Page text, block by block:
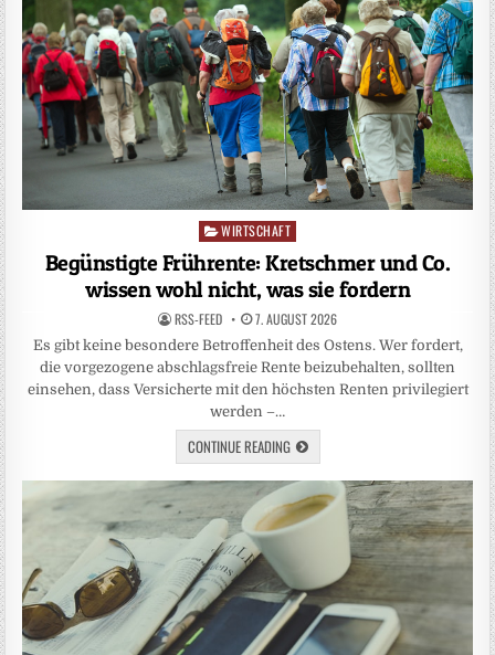
Posted
in
WIRTSCHAFT
Begünstigte Frührente: Kretschmer und Co.
wissen wohl nicht, was sie fordern
RSS-FEED 7. AUGUST 2026
Es gibt keine besondere Betroffenheit des Ostens. Wer fordert,
die vorgezogene abschlagsfreie Rente beizubehalten, sollten
einsehen, dass Versicherte mit den höchsten Renten privilegiert
werden –…
CONTINUE READING